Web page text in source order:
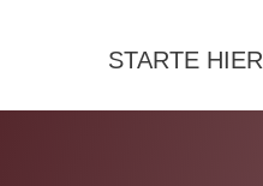
STARTE HIER